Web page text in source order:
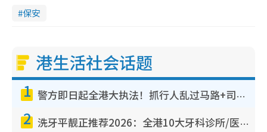
保安
港生活社会话题
1 警方即日起全港大执法！抓行人乱过马路+司机不专注驾驶！乱过马路罚$2000
2 洗牙平靓正推荐2026：全港10大牙科诊所/医院懒人包，夜诊至8点/镇静洁牙/医疗券适用